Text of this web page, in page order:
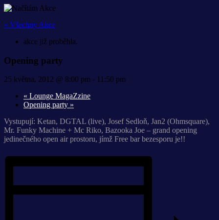
« Všechny Akce
akce již proběhla.
Opening party
25 května, 2012 @ 8:00 pm - 11:50 pm
« Lounge MagaZzine
Opening party »
Vystupují: Ketan, DGTAL (live), Josef Sedloň, Jan2 (Ohmsquare),
Mr. Funky Machine + Mc Riko, Bazooka Joe – grand opening
jedinečného open air prostoru, jímž Free bar bezesporu je!!